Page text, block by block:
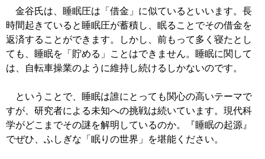
金谷氏は、睡眠圧は「借金」に似ているといいます。長
時間起きていると睡眠圧が蓄積し、眠ることでその借金を
返済することができます。しかし、前もって多く寝たとし
ても、睡眠を「貯める」ことはできません。睡眠に関して
は、自転車操業のように維持し続けるしかないのです。
ということで、睡眠は誰にとっても関心の高いテーマで
すが、研究者による未知への挑戦は続いています。現代科
学がどこまでその謎を解明しているのか。『睡眠の起源』
でぜひ、ふしぎな「眠りの世界」を堪能ください。